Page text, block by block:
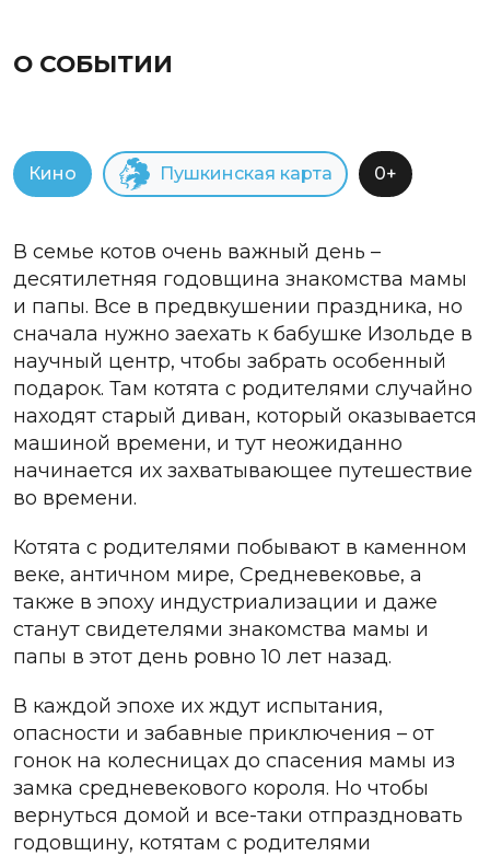
О СОБЫТИИ
Кино Пушкинская карта 0+
В семье котов очень важный день –
десятилетняя годовщина знакомства мамы
и папы. Все в предвкушении праздника, но
сначала нужно заехать к бабушке Изольде в
научный центр, чтобы забрать особенный
подарок. Там котята с родителями случайно
находят старый диван, который оказывается
машиной времени, и тут неожиданно
начинается их захватывающее путешествие
во времени.
Котята с родителями побывают в каменном
веке, античном мире, Средневековье, а
также в эпоху индустриализации и даже
станут свидетелями знакомства мамы и
папы в этот день ровно 10 лет назад.
В каждой эпохе их ждут испытания,
опасности и забавные приключения – от
гонок на колесницах до спасения мамы из
замка средневекового короля. Но чтобы
вернуться домой и все-таки отпраздновать
годовщину, котятам с родителями